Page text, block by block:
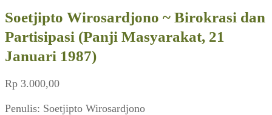
Soetjipto Wirosardjono ~ Birokrasi dan
Partisipasi (Panji Masyarakat, 21
Januari 1987)
Rp 3.000,00
Penulis: Soetjipto Wirosardjono